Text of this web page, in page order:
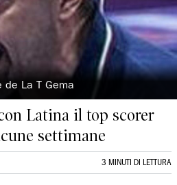
de La T Gema
Latina il top scorer
settimane
3 MINUTI DI LETTURA